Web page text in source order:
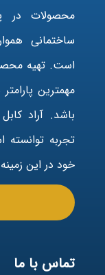
محصولات در
ساختمانی
است. تهیه
مهمترین
باشد. آراد
تجربه
خود در این زمینه
تماس با ما